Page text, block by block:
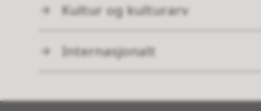
Kultur og kulturarv
Internasjonalt